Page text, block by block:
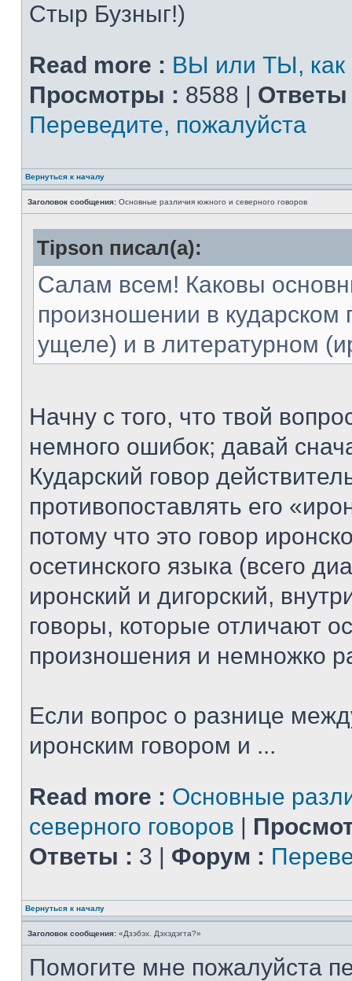
Стыр Бузныг!)
Read more : ВЫ или ТЫ, как
Просмотры : 8588 | Ответы
Переведите, пожалуйста
Вернуться к началу
Заголовок сообщения: Основные различия южного и северного говоров
Tipson писал(а):
Салам всем! Каковы
произношении в кударском
ущеле) и в литературном
Начну с того, что твой
немного ошибок; давай
Кударский говор
противопоставлять его
потому что это говор
осетинского языка (всего
иронский и дигорский,
говоры, которые отличают
произношения и немножко
Если вопрос о разнице
иронским говором и ...
Read more : Основные
северного говоров |
Ответы : 3 | Форум :
Вернуться к началу
Заголовок сообщения: «Дзэбэх. Дэхэдэгта?»
Помогите мне пожалуйста